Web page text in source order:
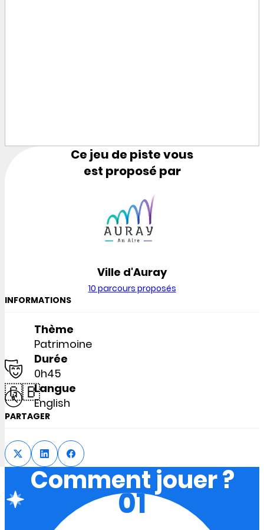
Ce jeu de piste vous
est proposé par
Ville d'Auray
10 parcours proposés
INFORMATIONS
Thème
Patrimoine
Durée
0h45
🇬🇧Langue
English
PARTAGER
Comment jouer ?
01